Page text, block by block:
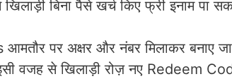
बिना पैसे खर्च किए फ्री इनाम पा
पर अक्षर और नंबर मिलाकर बनाए
वजह से खिलाड़ी रोज़ नए Redeem